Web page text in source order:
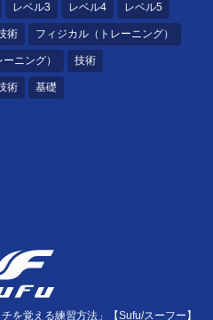
レベル3 レベル4 レベル5
術 フィジカル（トレーニング）
ニング） 技術
術 基礎
を覚える練習方法」【Sufu/スーフー】